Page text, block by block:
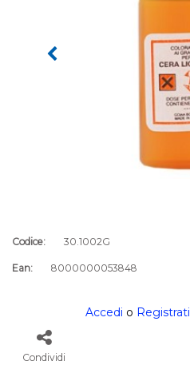
Codice: 30.1002G
Ean: 8000000053848
Accedi o Registrati
Condividi